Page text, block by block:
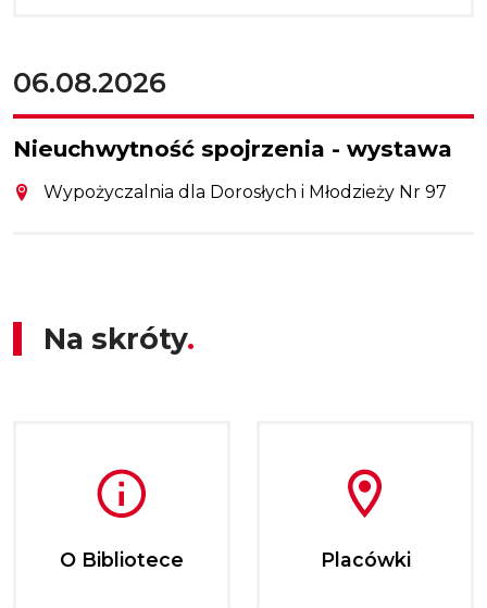
06.08.2026
Nieuchwytność spojrzenia - wystawa
Wypożyczalnia dla Dorosłych i Młodzieży Nr 97
Na skróty
O Bibliotece Placówki